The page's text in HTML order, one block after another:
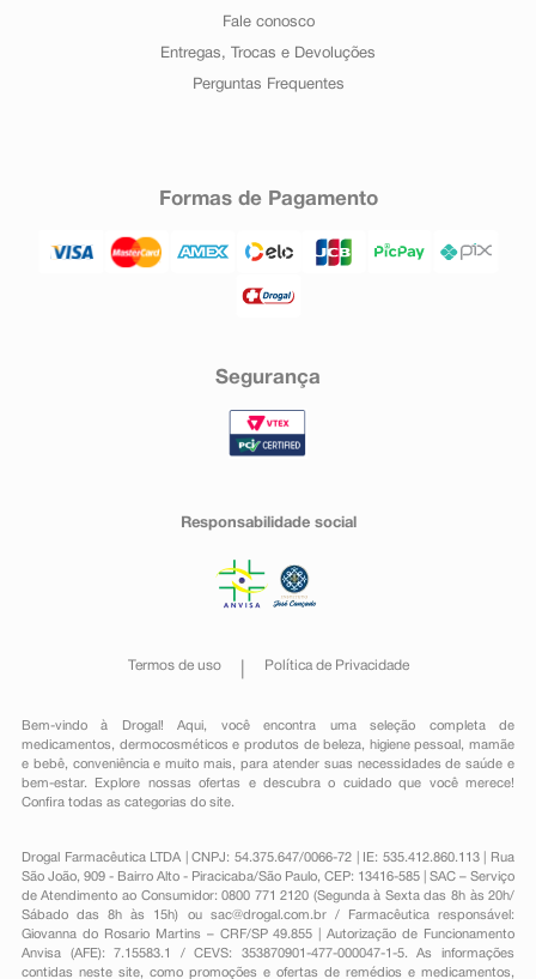
Fale conosco
Entregas, Trocas e Devoluções
Perguntas Frequentes
Formas de Pagamento
Segurança
Responsabilidade social
Termos de uso Política de Privacidade
Bem-vindo à Drogal! Aqui, você encontra uma seleção completa de
medicamentos , dermocosméticos e produtos de beleza, higiene pessoal ,mamãe
e bebê, conveniênciae muito mais, para atender suas necessidades de saúde e
bem-estar. Explore nossas ofertas e descubra o cuidado que você merece!
Confira todas as categorias do site.
Drogal Farmacêutica LTDA | CNPJ: 54.375.647/0066-72 | IE: 535.412.860.113 | Rua
São João, 909 - Bairro Alto - Piracicaba/São Paulo, CEP: 13416-585 | SAC – Serviço
de Atendimento ao Consumidor: 0800 771 2120 (Segunda à Sexta das 8h às 20h/
Sábado das 8h às 15h) ou sac@drogal.com.br/ Farmacêutica responsável:
Giovanna do Rosario Martins – CRF/SP 49.855 | Autorização de Funcionamento
Anvisa (AFE): 7.15583.1 / CEVS: 353870901-477-000047-1-5. As informações
contidas neste site, como promoções e ofertas de remédios e medicamentos,